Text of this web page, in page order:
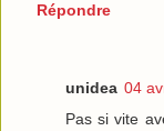
Répondre
unidea 04
Pas si vite